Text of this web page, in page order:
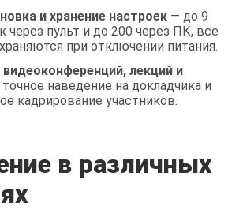
и хранение настроек — до 9
через пульт и до 200 через ПК, все
при отключении питания.
лекций и
наведение на докладчика и
кадрирование участников.
в различных